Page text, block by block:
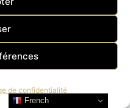
de confidentialité
French